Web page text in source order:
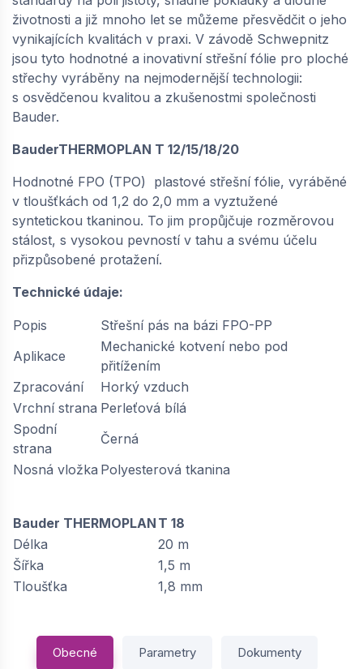
BAUDER / THERMOPLAN T18 (1,5 × 20 m = 30
m²) - sněhově bílá | 66188150
na objednávku
− +
BAUDER / THERMOPLAN T18 (1,5 × 20 m = 30
m²) - stříbřitě šedá | 66181150
na objednávku
+
životnosti a již mnoho let se můžeme přesvědčit o jeho
vynikajících kvalitách v praxi. V závodě Schwepnitz
jsou tyto hodnotné a inovativní střešní fólie pro ploché
střechy vyráběny na nejmodernější technologii:
s osvědčenou kvalitou a zkušenostmi společnosti
Bauder.
BauderTHERMOPLAN T 12/15/18/20
Hodnotné FPO (TPO) plastové střešní fólie, vyráběné
v tloušťkách od 1,2 do 2,0 mm a vyztužené
syntetickou tkaninou. To jim propůjčuje rozměrovou
stálost, s vysokou pevností v tahu a svému účelu
přizpůsobené protažení.
Technické údaje:
Popis
Střešní pás na bázi FPO-PP
Aplikace
Mechanické kotvení nebo pod
přitížením
Zpracování
Horký vzduch
Vrchní strana Perleťová bílá
Spodní
strana
Černá
Nosná vložka Polyesterová tkanina
Bauder THERMOPLAN T 18
Délka
20 m
Šířka
1,5 m
Tloušťka
1,8 mm
Obecné Parametry Dokumenty